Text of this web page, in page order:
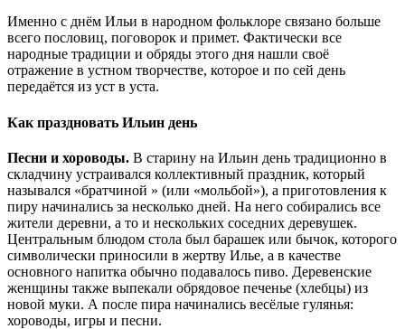
Именно с днём Ильи в народном фольклоре связано больше
всего пословиц, поговорок и примет. Фактически все
народные традиции и обряды этого дня нашли своё
отражение в устном творчестве, которое и по сей день
передаётся из уст в уста.
Как праздновать Ильин день
Песни и хороводы. В старину на Ильин день традиционно в
складчину устраивался коллективный праздник, который
назывался «братчиной » (или «мольбой»), а приготовления к
пиру начинались за несколько дней. На него собирались все
жители деревни, а то и нескольких соседних деревушек.
Центральным блюдом стола был барашек или бычок, которого
символически приносили в жертву Илье, а в качестве
основного напитка обычно подавалось пиво. Деревенские
женщины также выпекали обрядовое печенье (хлебцы) из
новой муки. А после пира начинались весёлые гулянья:
хороводы, игры и песни.